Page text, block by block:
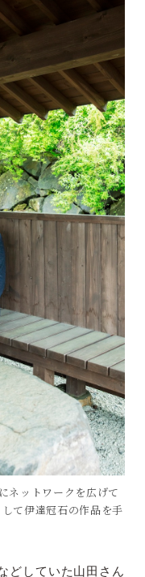
ネットワークを広げて
て伊達冠石の作品を手
どしていた山田さん